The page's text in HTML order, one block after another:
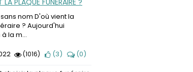
PLAQUE FUNÉRAIRE ?
nom D'où vient la
? Aujourd'hui
la m...
(1016) (3) (0)